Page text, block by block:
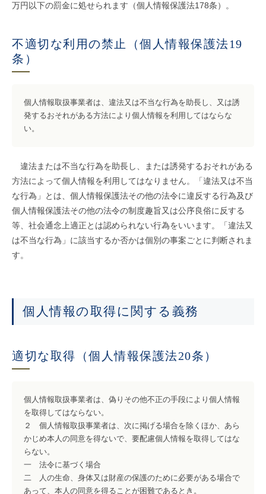
万円以下の罰金に処せられます（個人情報保護法178条）。
不適切な利用の禁止（個人情報保護法19
条）
個人情報取扱事業者は、違法又は不当な行為を助長し、又は誘
発するおそれがある方法により個人情報を利用してはならな
い。
違法または不当な行為を助長し、または誘発するおそれがある
方法によって個人情報を利用してはなりません。「違法又は不当
な行為」とは、個人情報保護法その他の法令に違反する行為及び
個人情報保護法その他の法令の制度趣旨又は公序良俗に反する
等、社会通念上適正とは認められない行為をいいます。「違法又
は不当な行為」に該当するか否かは個別の事案ごとに判断されま
す。
個人情報の取得に関する義務
適切な取得（個人情報保護法20条）
個人情報取扱事業者は、偽りその他不正の手段により個人情報
を取得してはならない。
２ 個人情報取扱事業者は、次に掲げる場合を除くほか、あら
かじめ本人の同意を得ないで、要配慮個人情報を取得してはな
らない。
一 法令に基づく場合
二 人の生命、身体又は財産の保護のために必要がある場合で
あって、本人の同意を得ることが困難であるとき。